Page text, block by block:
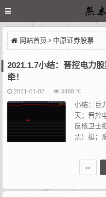
网站首页 中原证券股票
2021.1.7小结：晋控电力
牵！
2021-01-07 3488 ℃
小结：巨
天；晋控
反核卫士
票）挺；
板非常关键。今日必封，否则这
‹‹